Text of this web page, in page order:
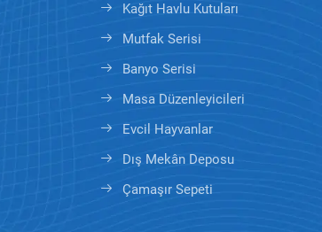
Kağıt Havlu Kutuları
Mutfak Serisi
Banyo Serisi
Masa Düzenleyicileri
Evcil Hayvanlar
Dış Mekân Deposu
Çamaşır Sepeti